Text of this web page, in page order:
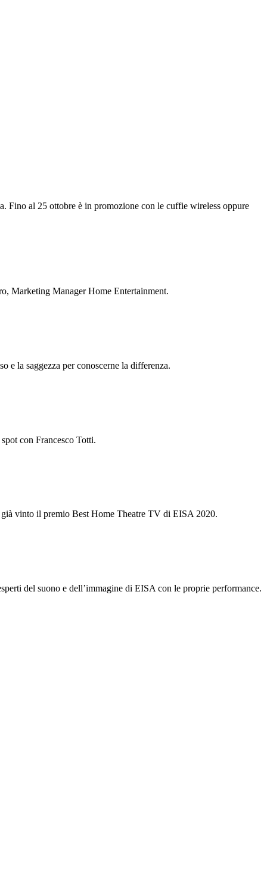
Fino al 25 ottobre è in promozione con le cuffie wireless oppure
Marketing Manager Home Entertainment.
e la saggezza per conoscerne la differenza.
con Francesco Totti.
vinto il premio Best Home Theatre TV di EISA 2020.
del suono e dell’immagine di EISA con le proprie performance.